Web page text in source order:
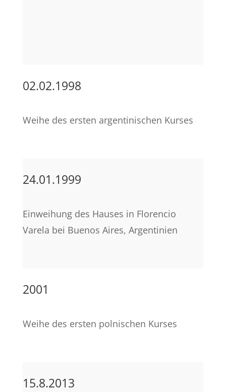
02.02.1998
Weihe des ersten argentinischen Kurses
24.01.1999
Einweihung des Hauses in Florencio
Varela bei Buenos Aires, Argentinien
2001
Weihe des ersten polnischen Kurses
15.8.2013